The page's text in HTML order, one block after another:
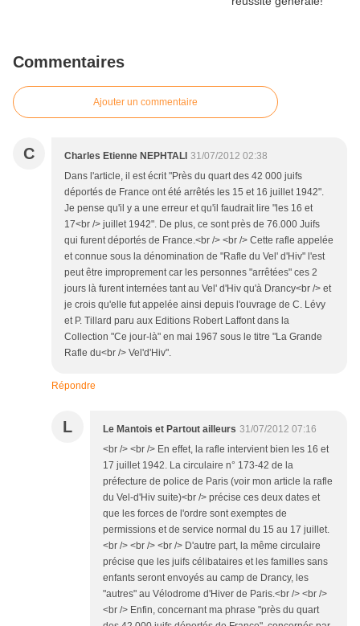
Commentaires
Ajouter un commentaire
C Charles Etienne NEPHTALI 31/07/2012 02:38
Dans l'article, il est écrit "Près du quart des 42 000 juifs
déportés de France ont été arrêtés les 15 et 16 juillet 1942".
Je pense qu'il y a une erreur et qu'il faudrait lire "les 16 et
17<br /> juillet 1942". De plus, ce sont près de 76.000 Juifs
qui furent déportés de France.<br /> <br /> Cette rafle appelée
et connue sous la dénomination de "Rafle du Vel' d'Hiv" l'est
peut être improprement car les personnes "arrêtées" ces 2
jours là furent internées tant au Vel' d'Hiv qu'à Drancy<br /> et
je crois qu'elle fut appelée ainsi depuis l'ouvrage de C. Lévy
et P. Tillard paru aux Editions Robert Laffont dans la
Collection "Ce jour-là" en mai 1967 sous le titre "La Grande
Rafle du<br /> Vel'd'Hiv".
Répondre
L Le Mantois et Partout ailleurs 31/07/2012 07:16
<br /> <br /> En effet, la rafle intervient bien les 16 et
17 juillet 1942. La circulaire n° 173-42 de la
préfecture de police de Paris (voir mon article la rafle
du Vel-d'Hiv suite)<br /> précise ces deux dates et
que les forces de l'ordre sont exemptes de
permissions et de service normal du 15 au 17 juillet.
<br /> <br /> <br /> D'autre part, la même circulaire
précise que les juifs célibataires et les familles sans
enfants seront envoyés au camp de Drancy, les
"autres" au Vélodrome d'Hiver de Paris.<br /> <br />
<br /> Enfin, concernant ma phrase "près du quart